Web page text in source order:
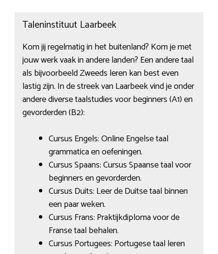
Taleninstituut Laarbeek
Kom jij regelmatig in het buitenland? Kom je met
jouw werk vaak in andere landen? Een andere taal
als bijvoorbeeld Zweeds leren kan best even
lastig zijn. In de streek van Laarbeek vind je onder
andere diverse taalstudies voor beginners (A1) en
gevorderden (B2):
Cursus Engels: Online Engelse taal
grammatica en oefeningen.
Cursus Spaans: Cursus Spaanse taal voor
beginners en gevorderden.
Cursus Duits: Leer de Duitse taal binnen
een paar weken.
Cursus Frans: Praktijkdiploma voor de
Franse taal behalen.
Cursus Portugees: Portugese taal leren